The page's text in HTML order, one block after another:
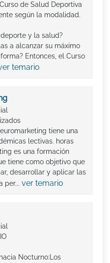
de Salud Deportiva
según la modalidad.
y la salud?
a alcanzar su máximo
Entonces, el Curso
temario
tiene una
lectivas. horas
es una formación
tiene como objetivo que
desarrollar y aplicar las
per... ver temario
Nocturno:Los